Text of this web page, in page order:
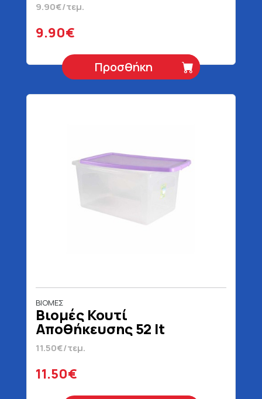
9.90€/τεμ.
9.90€
Προσθήκη
ΒΙΟΜΕΣ
Βιομές Κουτί
Αποθήκευσης 52 lt
11.50€/τεμ.
11.50€